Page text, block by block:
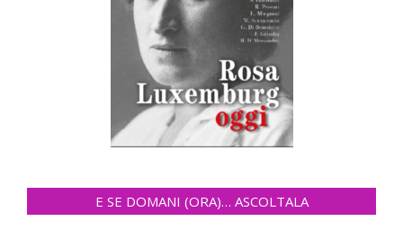
E SE DOMANI (ORA)… ASCOLTALA